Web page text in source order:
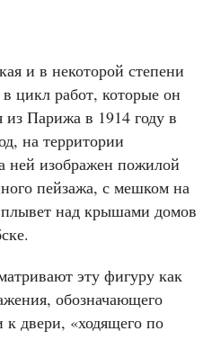
и в некоторой степени
цикл работ, которые он
из Парижа в 1914 году в
на территории
ней изображен пожилой
пейзажа, с мешком на
над крышами домов
эту фигуру как
обозначающего
двери, «ходящего по